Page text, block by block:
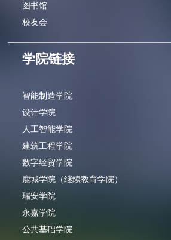
图书馆
校友会
学院链接
智能制造学院
设计学院
人工智能学院
建筑工程学院
数字经贸学院
鹿城学院（继续教育学院）
瑞安学院
永嘉学院
公共基础学院